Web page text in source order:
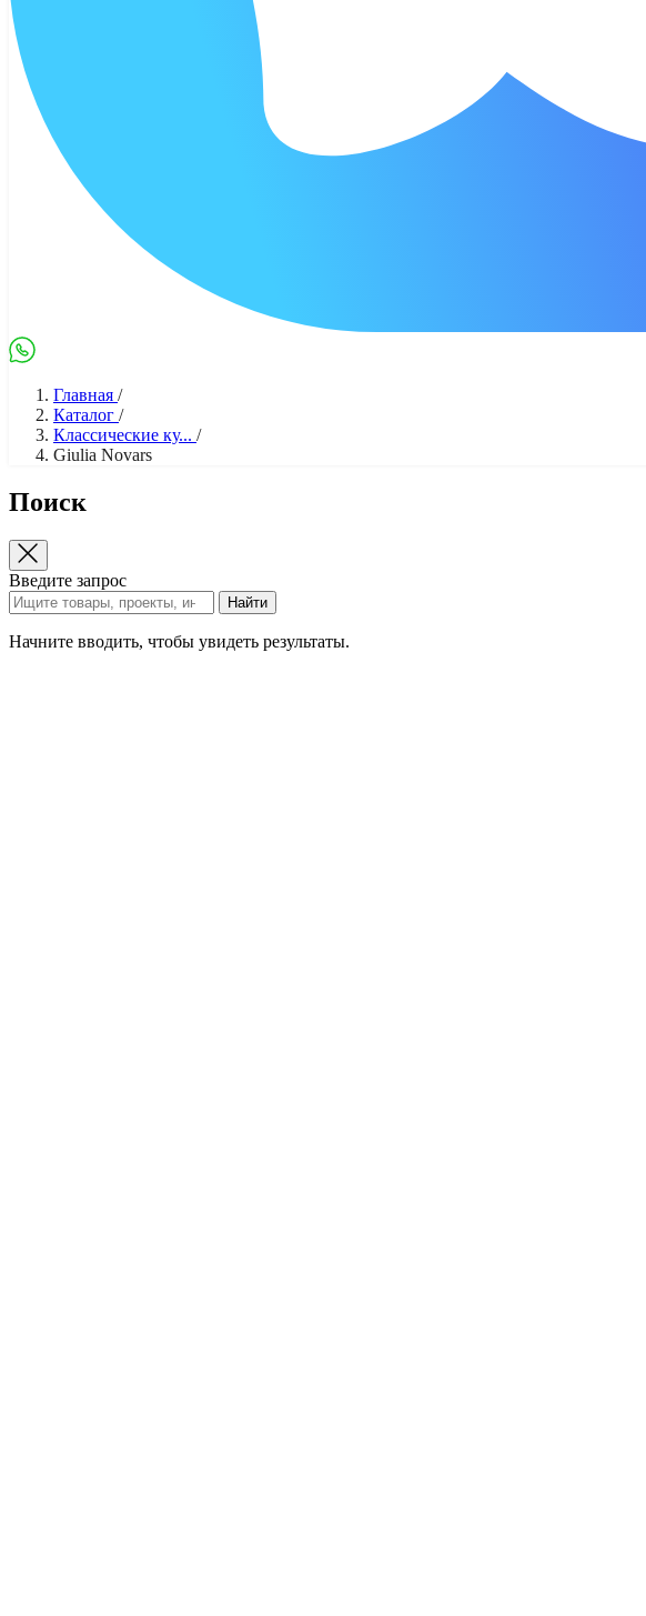
MaxWhatsApp
Главная /
Каталог /
Классические ку... /
Giulia Novars
Поиск
Введите запрос
Найти
Начните вводить, чтобы увидеть результаты.